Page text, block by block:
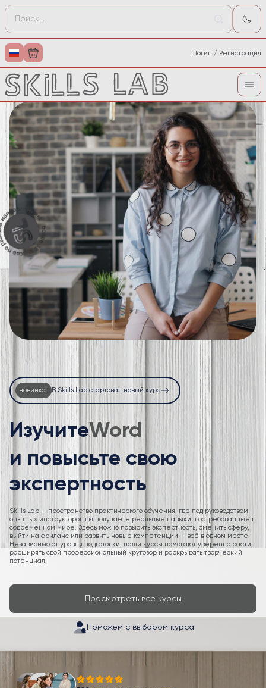
Логин / Регистрация
новинка В Skills Lab стартовал новый курс
ИзучитеEx
и повысьте свою
экспертность
Skills Lab — пространство практического обучения, где под руководством
опытных инструкторов вы получаете реальные навыки, востребованные в
современном мире. Здесь можно повысить экспертность, сменить сферу,
выйти на фриланс или развить новые компетенции — всё в одном месте.
Независимо от уровня подготовки, наши курсы помогают уверенно расти,
расширять свой профессиональный кругозор и раскрывать творческий
потенциал.
Просмотреть все курсы
Поможем с выбором курса